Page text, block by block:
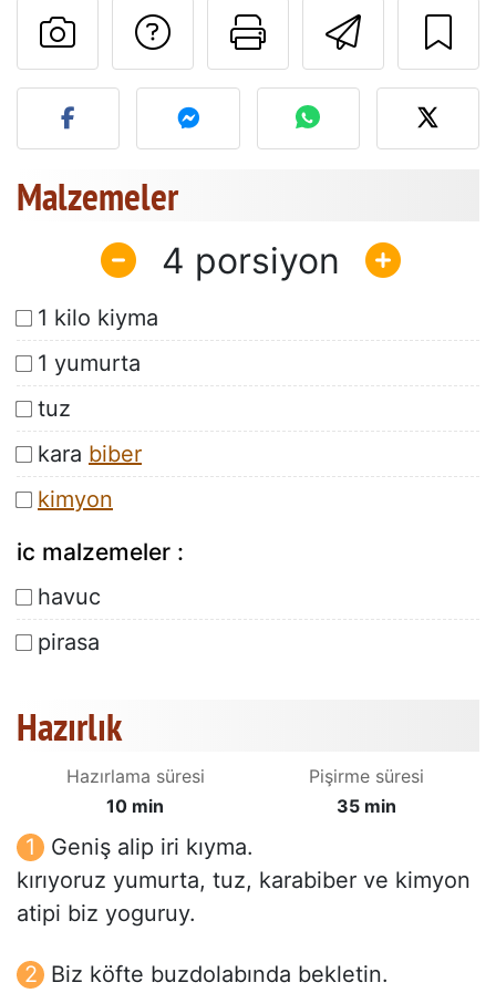
Bu sayfayı
Tarif sahibine bir
Bu tarifin fotoğrafını
Malzemeler
4
1 kilo kiyma
1 yumurta
tuz
kara biber
kimyon
ic malzemeler :
havuc
pirasa
Hazırlık
Hazırlama süresi
10 min
Pişirme süresi
35 min
Geniş alip iri kıyma.
kırıyoruz yumurta, tuz, karabiber ve kimyon
atipi biz yoguruy.
Biz köfte buzdolabında bekletin.